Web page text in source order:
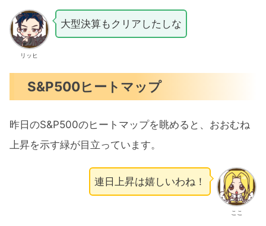
リッヒ
大型決算もクリアしたしな
S&P500ヒートマップ
昨日のS&P500のヒートマップを眺めると、おおむね
上昇を示す緑が目立っています。
ここ
連日上昇は嬉しいわね！